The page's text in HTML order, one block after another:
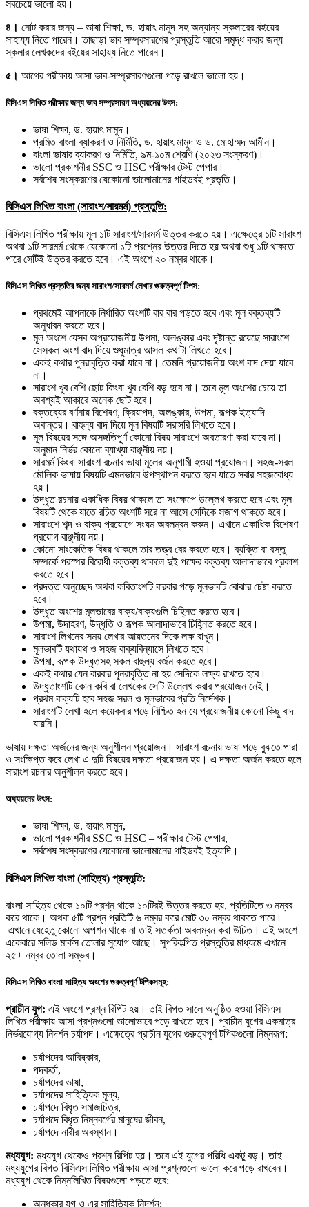
সবচেয়ে ভালো হয়।
৪। নোট করার জন্য – ভাষা শিক্ষা, ড. হায়াৎ মামুদ সহ অন্যান্য স্কলারের বইয়ের
সাহায্য নিতে পারেন। তাছাড়া ভাব সম্প্রসারণের প্রস্তুতি আরো সমৃদ্ধ করার জন্য
স্কলার লেখকদের বইয়ের সাহায্য নিতে পারেন।
৫। আগের পরীক্ষায় আসা ভাব-সম্প্রসারণগুলো পড়ে রাখলে ভালো হয়।
বিসিএস লিখিত পরীক্ষার জন্য ভাব সম্প্রসারণ অধ্যয়নের উৎস:
ভাষা শিক্ষা, ড. হায়াৎ মামুদ।
প্রমিত বাংলা ব্যাকরণ ও নির্মিতি, ড. হায়াৎ মামুদ ও ড. মোহাম্মদ আমীন।
বাংলা ভাষার ব্যাকরণ ও নির্মিতি, ৯ম-১০ম শ্রেণি (২০২৩ সংস্করণ)।
ভালো প্রকাশনীর SSC ও HSC পরীক্ষার টেস্ট পেপার।
সর্বশেষ সংস্করণের যেকোনো ভালোমানের গাইডবই প্রভৃতি।
বিসিএস লিখিত বাংলা (সারাংশ/সারমর্ম) প্রস্তুতি:
বিসিএস লিখিত পরীক্ষায় মূল ১টি সারাংশ/সারমর্ম উত্তর করতে হয়। এক্ষেত্রে ১টি সারাংশ
অথবা ১টি সারমর্ম থেকে যেকোনো ১টি প্রশ্নের উত্তর দিতে হয় অথবা শুধু ১টি থাকতে
পারে সেটিই উত্তর করতে হবে। এই অংশে ২০ নম্বর থাকে।
বিসিএস লিখিত প্রস্ততির জন্য সারাংশ/সারমর্ম লেখার গুরুত্বপূর্ণ টিপস:
প্রথমেই আপনাকে নির্ধারিত অংশটি বার বার পড়তে হবে এবং মূল বক্তব্যটি
অনুধাবন করতে হবে।
মূল অংশে যেসব অপ্রয়োজনীয় উপমা, অলঙ্কার এবং দৃষ্টান্ত রয়েছে সারাংশে
সেসকল অংশ বাদ দিয়ে শুধুমাত্র আসল কথাটা লিখতে হবে।
একই কথার পুনরাবৃত্তি করা যাবে না। তেমনি প্রয়োজনীয় অংশ বাদ দেয়া যাবে
না।
সারাংশ খুব বেশি ছোট কিংবা খুব বেশি বড় হবে না। তবে মূল অংশের চেয়ে তা
অবশ্যই আকারে অনেক ছোট হবে।
বক্তব্যের বর্ণনায় বিশেষণ, ক্রিয়াপদ, অলঙ্কার, উপমা, রূপক ইত্যাদি
অবান্তর। বাহুল্য বাদ দিয়ে মূল বিষয়টি সরাসরি লিখতে হবে।
মূল বিষয়ের সঙ্গে অসঙ্গতিপূর্ণ কোনো বিষয় সারাংশে অবতারণা করা যাবে না।
অনুমান নির্ভর কোনো ব্যাখ্যা বাঞ্ছনীয় নয়।
সারমর্ম কিংবা সারাংশ রচনার ভাষা মূলের অনুগামী হওয়া প্রয়োজন। সহজ-সরল
মৌলিক ভাষায় বিষয়টি এমনভাবে উপস্থাপন করতে হবে যাতে সবার সহজবোধ্য
হয়।
উদ্ধৃত রচনায় একাধিক বিষয় থাকলে তা সংক্ষেপে উল্লেখ করতে হবে এবং মূল
বিষয়টি থেকে যাতে রচিত অংশটি সরে না আসে সেদিকে সজাগ থাকতে হবে।
সারাংশে শব্দ ও বাক্য প্রয়োগে সংযম অবলম্বন করুন। এখানে একাধিক বিশেষণ
প্রয়োগ বাঞ্ছনীয় নয়।
কোনো সাংকেতিক বিষয় থাকলে তার তত্ত্ব বের করতে হবে। ব্যক্তি বা বস্তু
সম্পর্কে পরস্পর বিরোধী বক্তব্য থাকলে দুই পক্ষের বক্তব্য আলাদাভাবে প্রকাশ
করতে হবে।
প্রদত্ত অনুচ্ছেদ অথবা কবিতাংশটি বারবার পড়ে মূলভাবটি বোঝার চেষ্টা করতে
হবে।
উদ্ধৃত অংশের মূলভাবের বাক্য/বাক্যগুলি চিহ্নিত করতে হবে।
উপমা, উদাহরণ, উদ্ধৃতি ও রূপক আলাদাভাবে চিহ্নিত করতে হবে।
সারাংশ লিখনের সময় লেখার আয়তনের দিকে লক্ষ রাখুন।
মূলভাবটি যথাযথ ও সহজ বাক্যবিন্যাসে লিখতে হবে।
উপমা, রূপক উদ্ধৃতসহ সকল বাহুল্য বর্জন করতে হবে।
একই কথার যেন বারবার পুনরাবৃত্তি না হয় সেদিকে লক্ষ্য রাখতে হবে।
উদ্ধৃতাংশটি কোন কবি বা লেখকের সেটি উল্লেখ করার প্রয়োজন নেই।
প্রথম বাক্যটি হবে সহজ সরল ও মূলভাবের প্রতি নির্দেশক।
সারাংশটি লেখা হলে কয়েকবার পড়ে নিশ্চিত হন যে প্রয়োজনীয় কোনো কিছু বাদ
যায়নি।
ভাষায় দক্ষতা অর্জনের জন্য অনুশীলন প্রয়োজন। সারাংশ রচনায় ভাষা পড়ে বুঝতে পারা
ও সংক্ষিপ্ত করে লেখা এ দুটি বিষয়ের দক্ষতা প্রয়োজন হয়। এ দক্ষতা অর্জন করতে হলে
সারাংশ রচনার অনুশীলন করতে হবে।
অধ্যয়নের উৎস:
ভাষা শিক্ষা, ড. হায়াৎ মামুদ,
ভালো প্রকাশনীর SSC ও HSC – পরীক্ষার টেস্ট পেপার,
সর্বশেষ সংস্করণের যেকোনো ভালোমানের গাইডবই ইত্যাদি।
বিসিএস লিখিত বাংলা (সাহিত্য) প্রস্তুতি:
বাংলা সাহিত্য থেকে ১০টি প্রশ্ন থাকে ১০টিরই উত্তর করতে হয়, প্রতিটিতে ৩ নম্বর
করে থাকে। অথবা ৫টি প্রশ্ন প্রতিটি ৬ নম্বর করে মোট ৩০ নম্বর থাকতে পারে।
এখানে যেহেতু কোনো অপশন থাকে না তাই সতর্কতা অবলম্বন করা উচিত। এই অংশে
একেবারে সলিড মার্কস তোলার সুযোগ আছে। সুপরিকল্পিত প্রস্তুতির মাধ্যমে এখানে
২৫+ নম্বর তোলা সম্ভব।
বিসিএস লিখিত বাংলা সাহিত্য অংশের গুরুত্বপূর্ণ টপিকসমূহ:
প্রাচীন যুগ: এই অংশে প্রশ্ন রিপিট হয়। তাই বিগত সালে অনুষ্ঠিত হওয়া বিসিএস
লিখিত পরীক্ষায় আসা প্রশ্নগুলো ভালোভাবে পড়ে রাখতে হবে। প্রাচীন যুগের একমাত্র
নির্ভরযোগ্য নিদর্শন চর্যাপদ। এক্ষেত্রে প্রাচীন যুগের গুরুত্বপূর্ণ টপিকগুলো নিম্নরূপ:
চর্যাপদের আবিষ্কার,
পদকর্তা,
চর্যাপদের ভাষা,
চর্যাপদের সাহিত্যিক মূল্য,
চর্যাপদে বিধৃত সমাজচিত্র,
চর্যাপদে বিধৃত নিম্নবর্গের মানুষের জীবন,
চর্যাপদে নারীর অবস্থান।
মধ্যযুগ: মধ্যযুগ থেকেও প্রশ্ন রিপিট হয়। তবে এই যুগের পরিধি একটু বড়। তাই
মধ্যযুগের বিগত বিসিএস লিখিত পরীক্ষায় আসা প্রশ্নগুলো ভালো করে পড়ে রাখবেন।
মধ্যযুগ থেকে নিম্নলিখিত বিষয়গুলো পড়তে হবে:
অন্ধকার যুগ ও এর সাহিত্যিক নিদর্শন;